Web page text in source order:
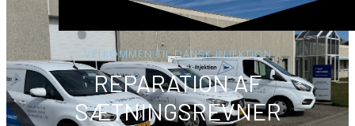
VELKOMMEN TIL DANSK INJEKTION
REPARATION AF
SÆTNINGSREVNER